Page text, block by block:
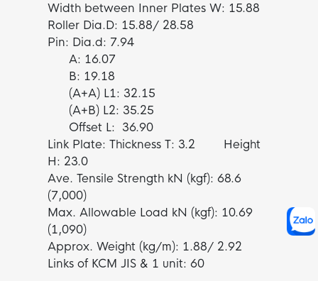
Width between Inner Plates W: 15.88
Roller Dia.D: 15.88/ 28.58
Pin: Dia.d: 7.94
A: 16.07
B: 19.18
(A+A) L1: 32.15
(A+B) L2: 35.25
Offset L: 36.90
Link Plate: Thickness T: 3.2 Height
H: 23.0
Ave. Tensile Strength kN (kgf): 68.6
(7,000)
Max. Allowable Load kN (kgf): 10.69
(1,090)
Approx. Weight (kg/m): 1.88/ 2.92
Links of KCM JIS & 1 unit: 60